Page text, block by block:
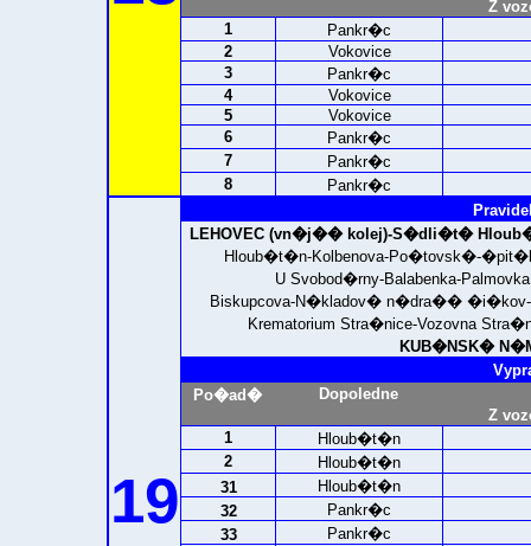
Z
1
Pankr�c
2
Vokovice
3
Pankr�c
4
Vokovice
5
Vokovice
6
Pankr�c
7
Pankr�c
8
Pankr�c
19
LEHOVEC (vn�j�� kolej)-S�dli�t�
Hloub�t�n-Kolbenova-Po�tovsk�-
U Svobod�rny-Balabenka-
Biskupcova-N�kladov� n�dra��
Krematorium Stra�nice-Vozovna
KUB�NSK�
Po�ad�
Dopoledne
Z
1
Hloub�t�n
2
Hloub�t�n
31
Hloub�t�n
32
Pankr�c
33
Pankr�c